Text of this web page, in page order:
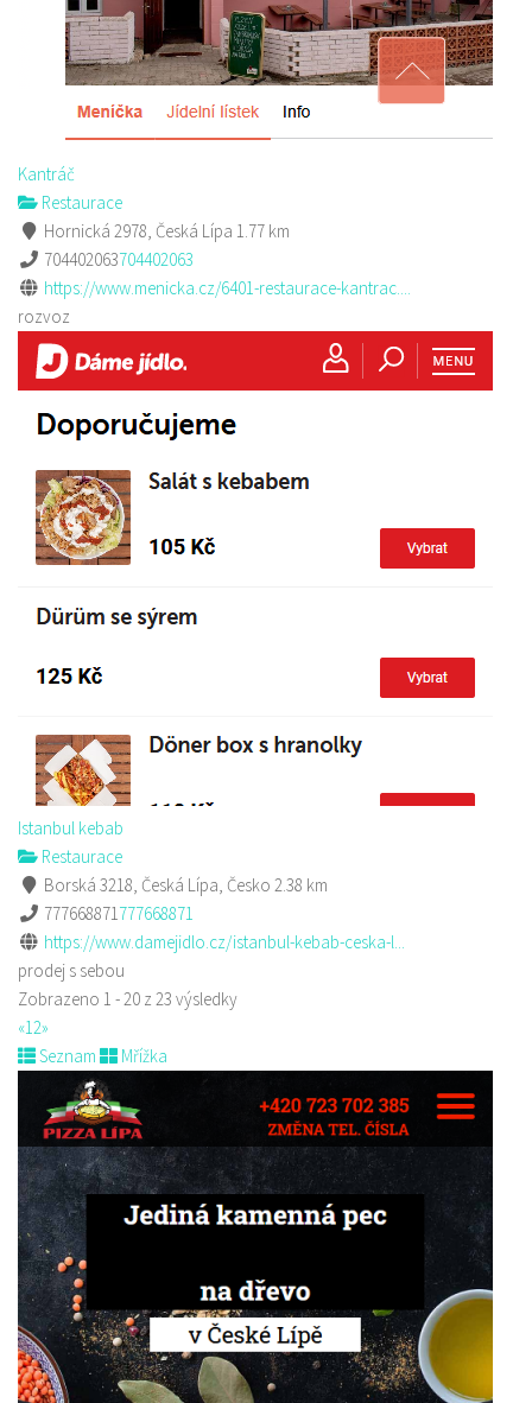
Kantráč
Restaurace
Hornická 2978, Česká Lípa 1.77 km
704402063704402063
https://www.menicka.cz/6401-restaurace-kantrac....
rozvoz
Istanbul kebab
Restaurace
Borská 3218, Česká Lípa, Česko 2.38 km
777668871777668871
https://www.damejidlo.cz/istanbul-kebab-ceska-l...
prodej s sebou
Zobrazeno 1 - 20 z 23 výsledky
«12»
Seznam
Mřížka